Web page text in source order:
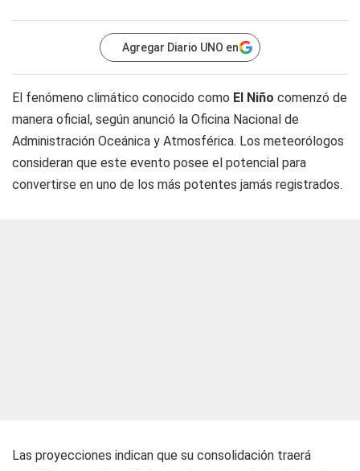
Agregar Diario UNO en
El fenómeno climático conocido como El Niño comenzó de
manera oficial, según anunció la Oficina Nacional de
Administración Oceánica y Atmosférica. Los meteorólogos
consideran que este evento posee el potencial para
convertirse en uno de los más potentes jamás registrados.
Las proyecciones indican que su consolidación traerá